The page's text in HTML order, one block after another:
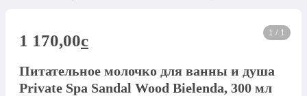
1 / 1
1 170,00c
Питательное молочко для ванны и душа
Private Spa Sandal Wood Bielenda, 300 мл